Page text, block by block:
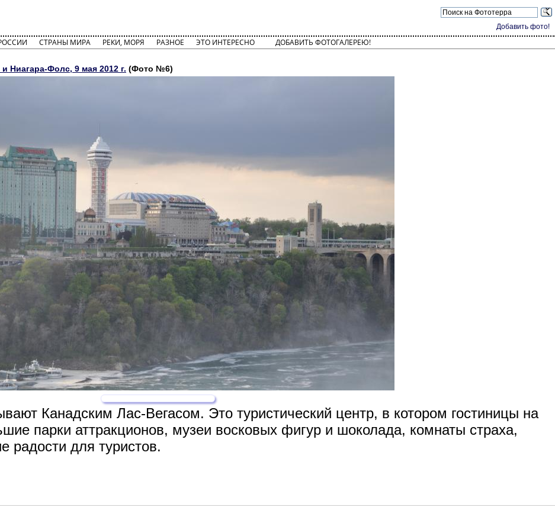
Добавить фото!
СТРАНЫ МИРА РЕКИ, МОРЯ РАЗНОЕ ЭТО ИНТЕРЕСНО ДОБАВИТЬ ФОТОГАЛЕРЕЮ!
Ниагара-Фолс, 9 мая 2012 г. (Фото №6)
Канадским Лас-Вегасом. Это туристический центр, в котором гостиницы на
парки аттракционов, музеи восковых фигур и шоколада, комнаты страха,
радости для туристов.